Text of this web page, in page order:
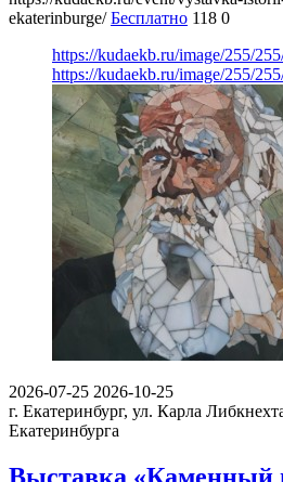
ekaterinburge/ Бесплатно 118 0
https://kudaekb.ru/image/255/
https://kudaekb.ru/image/255/
2026-07-25 2026-10-25
г. Екатеринбург, ул. Карла
Екатеринбурга